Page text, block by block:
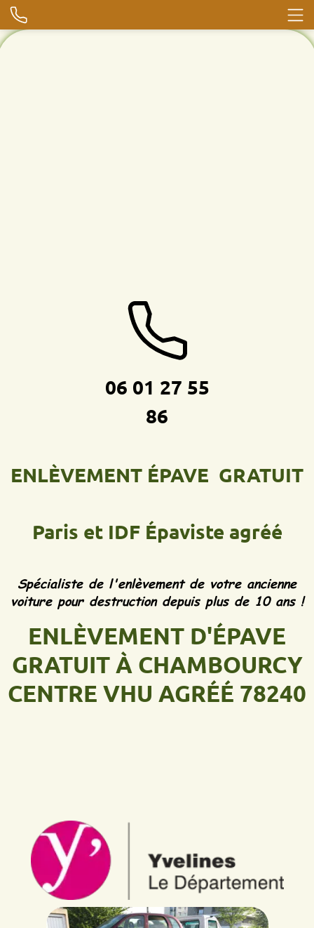
06 01 27 55
86
ENLÈVEMENT ÉPAVE GRATUIT
Paris et IDF Épaviste agréé
Spécialiste de l'enlèvement de votre ancienne
voiture pour destruction depuis plus de 10 ans !
ENLÈVEMENT D'ÉPAVE
GRATUIT À CHAMBOURCY
CENTRE VHU AGRÉÉ 78240